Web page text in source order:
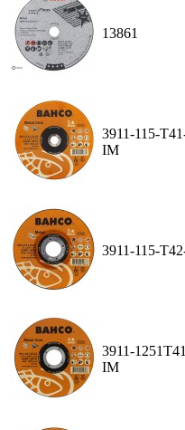
13861
3911-115-
IM
3911-115-
3911-
IM